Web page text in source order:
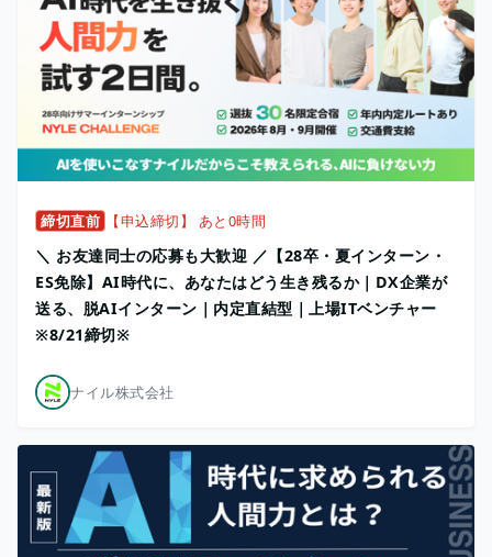
締切直前 【申込締切】 あと0時間
＼ お友達同士の応募も大歓迎 ／【28卒・夏インターン・
ES免除】AI時代に、あなたはどう生き残るか｜DX企業が
送る、脱AIインターン｜内定直結型｜上場ITベンチャー
※8/21締切※
ナイル株式会社